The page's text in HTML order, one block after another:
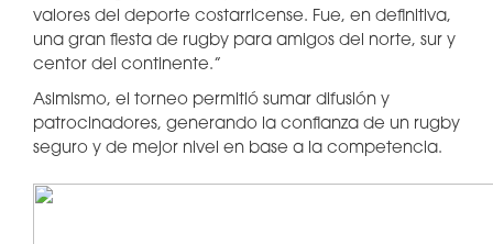
valores del deporte costarricense. Fue, en definitiva,
una gran fiesta de rugby para amigos del norte, sur y
centor del continente.”
Asimismo, el torneo permitió sumar difusión y
patrocinadores, generando la confianza de un rugby
seguro y de mejor nivel en base a la competencia.